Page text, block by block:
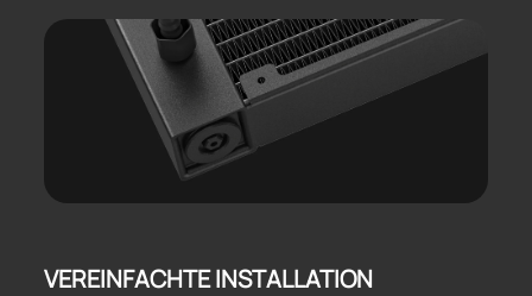
VEREINFACHTE INSTALLATION